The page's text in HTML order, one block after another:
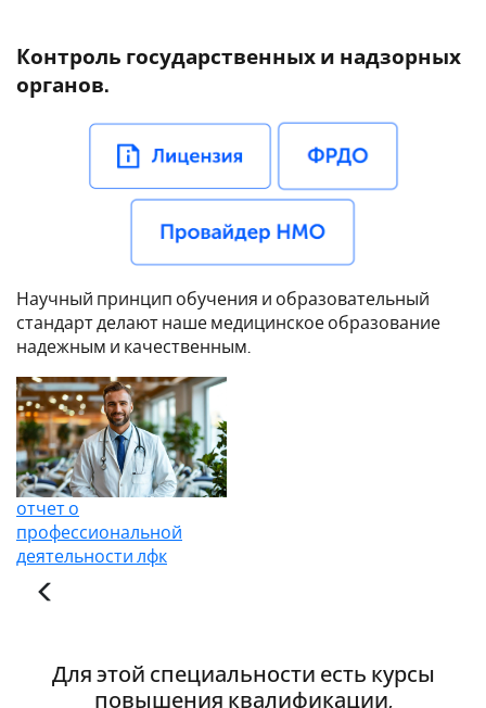
Контроль государственных и надзорных
органов.
Научный принцип обучения и образовательный
стандарт делают наше медицинское образование
надежным и качественным.
отчет о
профессиональной
деятельности лфк
Для этой специальности есть курсы
повышения квалификации,